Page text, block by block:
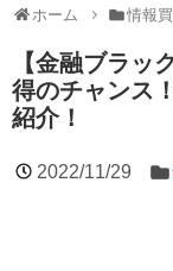
ホーム 情報
【金融ブラッ
得のチャンス
紹介！
2022/11/29